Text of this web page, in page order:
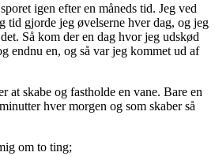
igen efter en måneds tid. Jeg ved
tid gjorde jeg øvelserne hver dag, og jeg
Så kom der en dag hvor jeg udskød
endnu en, og så var jeg kommet ud af
at skabe og fastholde en vane. Bare en
hver morgen og som skaber så
om to ting;